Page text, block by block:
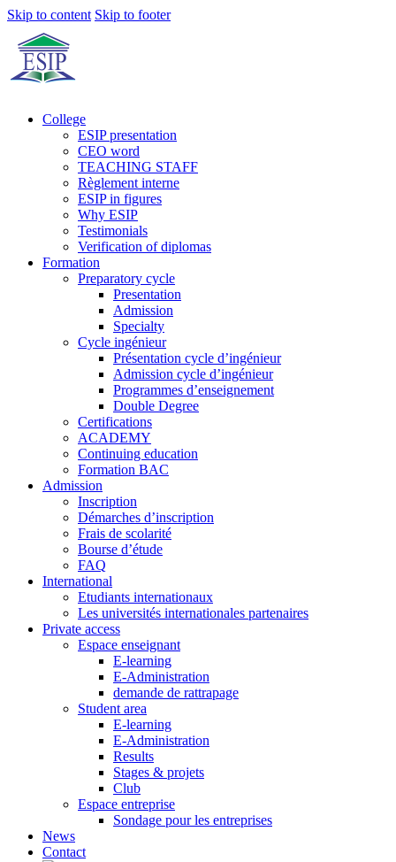
Skip to content Skip to footer
College
ESIP presentation
CEO word
TEACHING STAFF
Règlement interne
ESIP in figures
Why ESIP
Testimonials
Verification of diplomas
Formation
Preparatory cycle
Presentation
Admission
Specialty
Cycle ingénieur
Présentation cycle d’ingénieur
Admission cycle d’ingénieur
Programmes d’enseignement
Double Degree
Certifications
ACADEMY
Continuing education
Formation BAC
Admission
Inscription
Démarches d’inscription
Frais de scolarité
Bourse d’étude
FAQ
International
Etudiants internationaux
Les universités internationales partenaires
Private access
Espace enseignant
E-learning
E-Administration
demande de rattrapage
Student area
E-learning
E-Administration
Results
Stages & projets
Club
Espace entreprise
Sondage pour les entreprises
News
Contact